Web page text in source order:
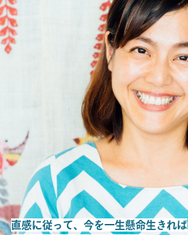
直感に従って、今を一生懸命生きれば